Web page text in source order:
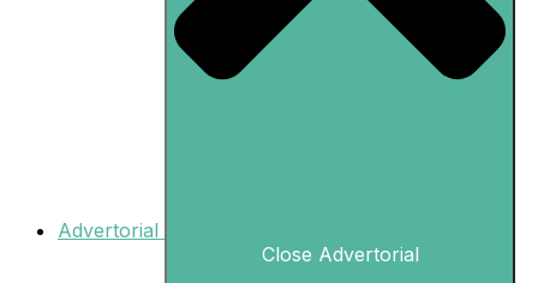
Advertorial
Close Advertorial